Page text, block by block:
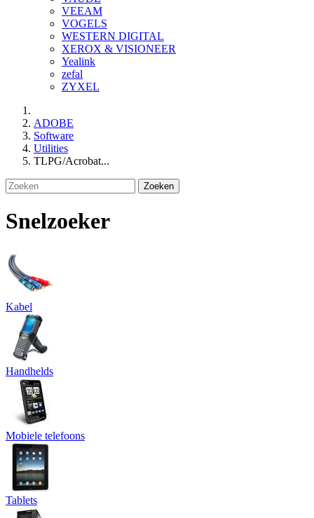
VEEAM
VOGELS
WESTERN DIGITAL
XEROX & VISIONEER
Yealink
zefal
ZYXEL
ADOBE
Software
Utilities
TLPG/Acrobat...
Zoeken
Snelzoeker
Kabel
Handhelds
Mobiele telefoons
Tablets